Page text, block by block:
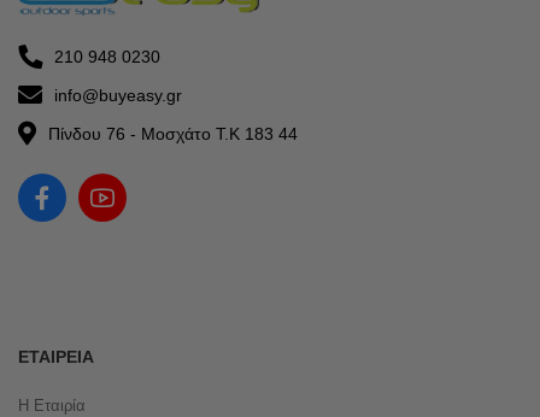
210 948 0230
info@buyeasy.gr
Πίνδου 76 - Μοσχάτο Τ.Κ 183 44
ΕΤΑΙΡΕΊΑ
Η Εταιρία